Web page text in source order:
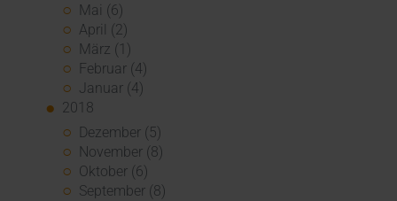
Mai (6)
April (2)
März (1)
Februar (4)
Januar (4)
2018
Dezember (5)
November (8)
Oktober (6)
September (8)